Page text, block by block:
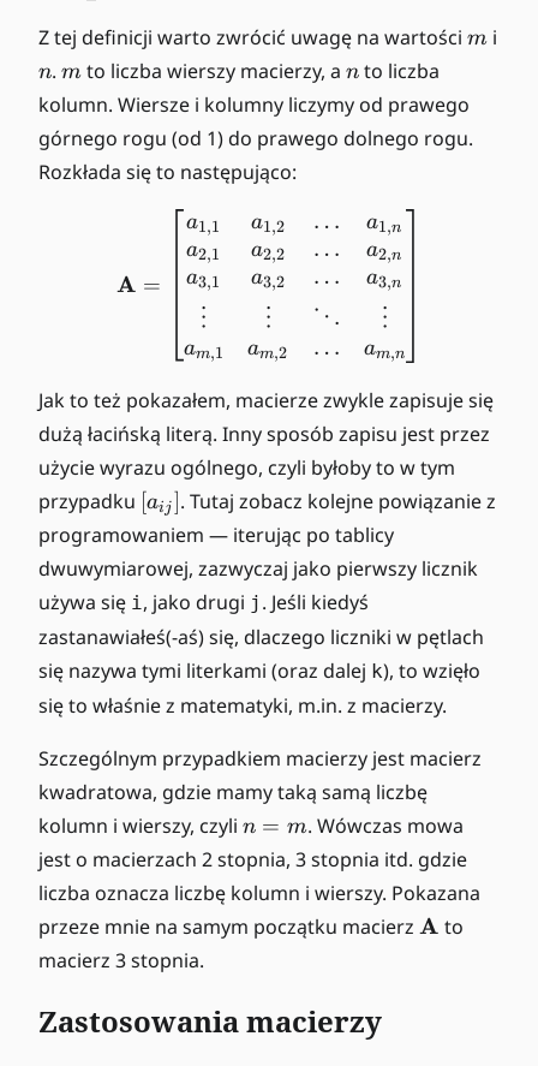
Z tej definicji warto zwrócić uwagę na wartości m
m i
n
n. m
m to liczba wierszy macierzy, a n
n to liczba
kolumn. Wiersze i kolumny liczymy od prawego
górnego rogu (od 1) do prawego dolnego rogu.
Rozkłada się to następująco:
\mathbf{A} =
A =
a1,1
a2,1
a3,1
⋮
am,1
a1,2
a2,2
a3,2
⋮
am,2
…
…
…
⋱
…
a1,n
a2,n
a3,n
⋮
am,n
Jak to też pokazałem, macierze zwykle zapisuje się
dużą łacińską literą. Inny sposób zapisu jest przez
użycie wyrazu ogólnego, czyli byłoby to w tym
przypadku [
a
{
i
j
}
[aij]. Tutaj zobacz kolejne powiązanie z
programowaniem — iterując po tablicy
dwuwymiarowej, zazwyczaj jako pierwszy licznik
używa się i , jako drugi j . Jeśli kiedyś
zastanawiałeś(-aś) się, dlaczego liczniki w pętlach
się nazywa tymi literkami (oraz dalej k), to wzięło
się to właśnie z matematyki, m.in. z macierzy.
Szczególnym przypadkiem macierzy jest macierz
kwadratowa, gdzie mamy taką samą liczbę
kolumn i wierszy, czyli n
=
m
n = m. Wówczas mowa
jest o macierzach 2 stopnia, 3 stopnia itd. gdzie
liczba oznacza liczbę kolumn i wierszy. Pokazana
przeze mnie na samym początku macierz \
A to
macierz 3 stopnia.
Zastosowania macierzy